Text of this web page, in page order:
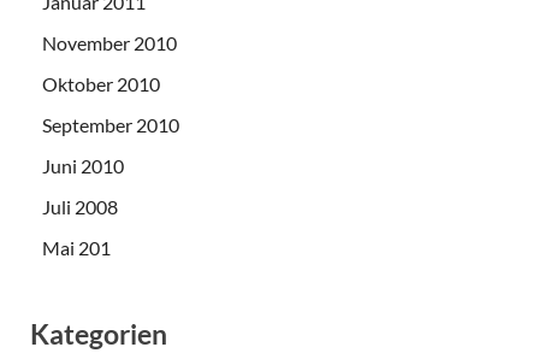
November 2010
Oktober 2010
September 2010
Juni 2010
Juli 2008
Mai 201
Kategorien